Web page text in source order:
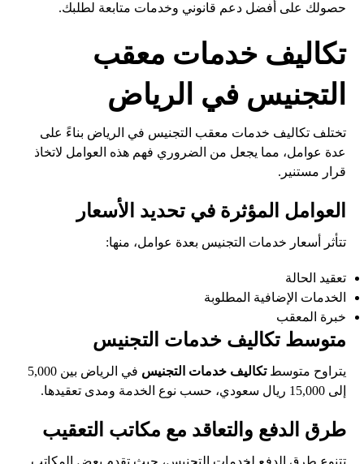
حصولك على أفضل دعم قانوني وخدمات متابعة لطلبك.
تكاليف خدمات معقب
التجنيس في الرياض
تختلف تكاليف خدمات معقب التجنيس في الرياض بناءً على
عدة عوامل، مما يجعل من الضروري فهم هذه العوامل لاتخاذ
قرار مستنير.
العوامل المؤثرة في تحديد الأسعار
تتأثر أسعار خدمات التجنيس بعدة عوامل، منها:
تعقيد الحالة
الخدمات الإضافية المطلوبة
خبرة المعقب
متوسط تكاليف خدمات التجنيس
يتراوح متوسطتكاليف خدمات التجنيس
في الرياض بين 5,000
إلى 15,000 ريال سعودي، حسب نوع الخدمة ومدى تعقيدها.
طرق الدفع والتعاقد مع مكاتب التعقيب